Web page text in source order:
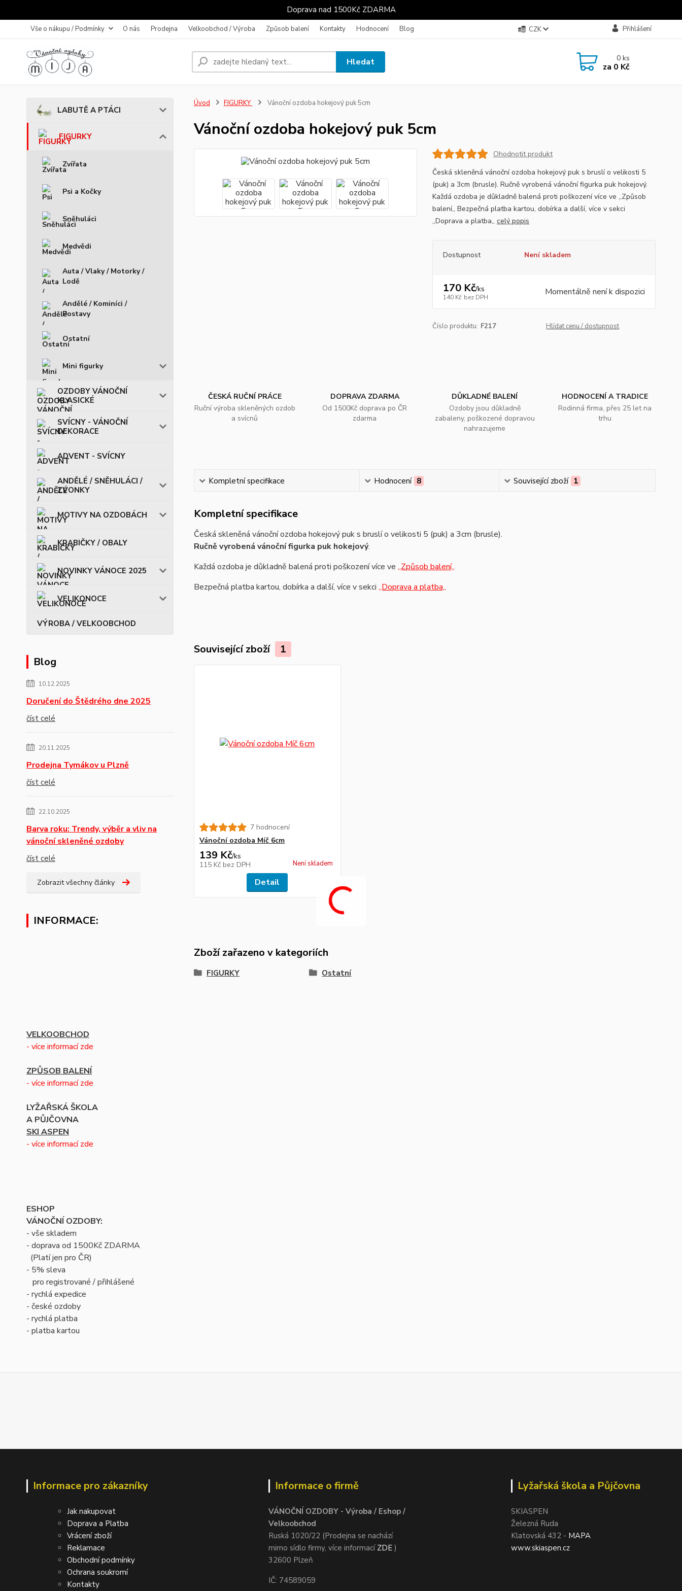
Doprava nad 1500Kč ZDARMA
Vše o nákupu / Podmínky O nás Prodejna Velkoobchod / Výroba Způsob balení Kontakty Hodnocení Blog CZK Přihlášení
Hledat 0ks
za 0 Kč
LABUTĚ A PTÁCI
FIGURKY
Zvířata
Psi a Kočky
Sněhuláci
Medvědi
Auta / Vlaky / Motorky /
Lodě
Andělé / Kominíci /
Postavy
Ostatní
Mini figurky
OZDOBY VÁNOČNÍ
KLASICKÉ
SVÍCNY - VÁNOČNÍ
DEKORACE
ADVENT - SVÍCNY
ANDĚLÉ / SNĚHULÁCI /
ZVONKY
MOTIVY NA OZDOBÁCH
KRABIČKY / OBALY
NOVINKY VÁNOCE 2025
VELIKONOCE
VÝROBA / VELKOOBCHOD
Blog
10.12.2025
Doručení do Štědrého dne 2025
číst celé
20.11.2025
Prodejna Tymákov u Plzně
číst celé
22.10.2025
Barva roku: Trendy, výběr a vliv na
vánoční skleněné ozdoby
číst celé
Zobrazit všechny články
INFORMACE:
VELKOOBCHOD
- více informací zde
ZPŮSOB BALENÍ
- více informací zde
LYŽAŘSKÁ ŠKOLA
A PŮJČOVNA
SKI ASPEN
- více informací zde
ESHOP
VÁNOČNÍ OZDOBY:
- vše skladem
- doprava od 1500Kč ZDARMA
(Platí jen pro ČR)
- 5% sleva
pro registrované / přihlášené
- rychlá expedice
- české ozdoby
- rychlá platba
- platba kartou
Úvod FIGURKY Vánoční ozdoba hokejový puk 5cm
Vánoční ozdoba hokejový puk 5cm
Ohodnotit produkt
Česká skleněná vánoční ozdoba hokejový puk s bruslí o velikosti 5
(puk) a 3cm (brusle). Ručně vyrobená vánoční figurka puk hokejový.
Každá ozdoba je důkladně balená proti poškození více ve ,,Způsob
balení,, Bezpečná platba kartou, dobírka a další, více v sekci
,,Doprava a platba,, celý popis
Dostupnost Není skladem
170 Kč/ks
140 Kč bez DPH Momentálně není k dispozici
Číslo produktu: F217 Hlídat cenu / dostupnost
ČESKÁ RUČNÍ PRÁCE
Ruční výroba skleněných ozdob
a svícnů
DOPRAVA ZDARMA
Od 1500Kč doprava po ČR
zdarma
DŮKLADNÉ BALENÍ
Ozdoby jsou důkladně
zabaleny, poškozené dopravou
nahrazujeme
HODNOCENÍ A TRADICE
Rodinná firma, přes 25 let na
trhu
Kompletní specifikace Hodnocení 8 Související zboží 1
Kompletní specifikace
Česká skleněná vánoční ozdoba hokejový puk s bruslí o velikosti 5 (puk) a 3cm (brusle).
Ručně vyrobená vánoční figurka puk hokejový.
Každá ozdoba je důkladně balená proti poškození více ve ,,Způsob balení,,
Bezpečná platba kartou, dobírka a další, více v sekci ,,Doprava a platba,,
Související zboží 1
7 hodnocení
Vánoční ozdoba Míč 6cm
139 Kč/ks
115 Kč bez DPH Není skladem
Detail
Zboží zařazeno v kategoriích
FIGURKY Ostatní
Informace pro zákazníky
Jak nakupovat
Doprava a Platba
Vrácení zboží
Reklamace
Obchodní podmínky
Ochrana soukromí
Kontakty
Informace o firmě
VÁNOČNÍ OZDOBY - Výroba / Eshop /
Velkoobchod
Ruská 1020/22 (Prodejna se nachází
mimo sídlo firmy, více informací ZDE )
32600 Plzeň
IČ: 74589059
Lyžařská škola a Půjčovna
SKIASPEN
Železná Ruda
Klatovská 432 - MAPA
www.skiaspen.cz